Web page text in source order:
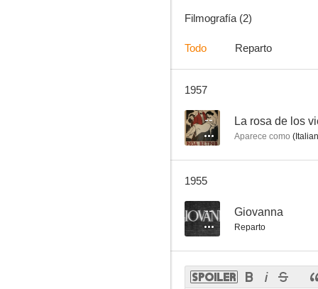
Filmografía (2)
Todo Reparto
1957
-- La rosa de los
Aparece como
1955
-- Giovanna
Reparto